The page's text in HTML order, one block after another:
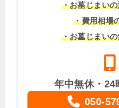
・お墓じまい
・費用相場
・お墓じまい
年中無休・24
050-